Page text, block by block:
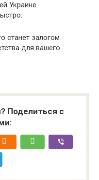
Украине
станет залогом
для вашего
Поделиться с